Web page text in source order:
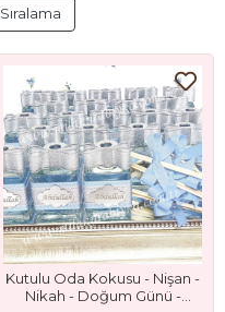
Sıralama
Kutulu Oda Kokusu - Nişan -
Nikah - Doğum Günü -